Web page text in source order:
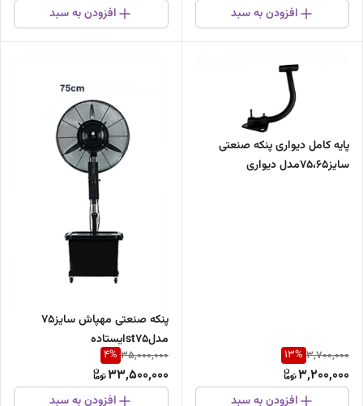
افزودن به سبد افزودن به سبد
پایه کامل دیواری پنکه صنعتی
سایز۷۵،۶۵مدل دیواری
3,700,000
13%
3,200,000
افزودن به سبد
پنکه صنعتی مهپاش سایز75
مدلst75ایستاده
35,000,000
4%
33,500,000
افزودن به سبد